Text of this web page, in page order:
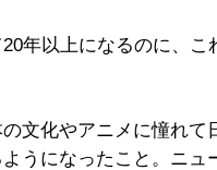
年以上になるのに、
文化やアニメに憧れて
うになったこと。ニュ